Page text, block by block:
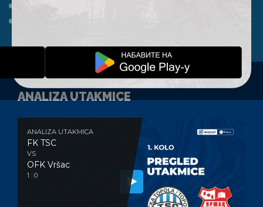
ANALIZA UTAKMICE
ANALIZA UTAKMICA
FK TSC
VS
OFK Vršac
1 : 0